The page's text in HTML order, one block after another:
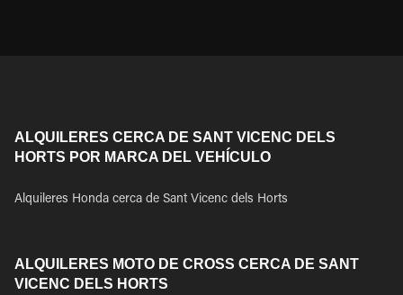
ALQUILERES CERCA DE SANT VICENC DELS
HORTS POR MARCA DEL VEHÍCULO
Alquileres Honda cerca de Sant Vicenc dels Horts
ALQUILERES MOTO DE CROSS CERCA DE SANT
VICENC DELS HORTS